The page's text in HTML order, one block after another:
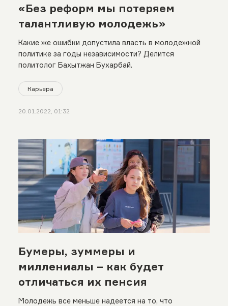
«Без реформ мы потеряем
талантливую молодежь»
Какие же ошибки допустила власть в молодежной
политике за годы независимости? Делится
политолог Бахытжан Бухарбай.
Карьера
20.01.2022, 01:32
Бумеры, зуммеры и
миллениалы – как будет
отличаться их пенсия
Молодежь все меньше надеется на то, что